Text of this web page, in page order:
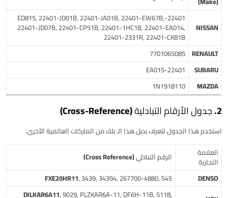
NISSAN
22401-ED815, 22401-JD01B, 22401-JA01B, 22401-EW67B,
22401-JD07B, 22401-CP51B, 22401-1HC1B, 22401-EA014,
22401-2331R, 22401-CK81B
RENAULT
7701065085
SUBARU
22401-EA015
MAZDA
1N1918110
2. جدول الأرقام التبادلية (Cross-Reference)
استخدم هذا الجدول لتعرف بديل هذا الـبلكمن الماركات العالمية الأخرى:
العلامة
التجارية
الرقم التبادلي (Cross Reference)
DENSO
FXE20HR11, 3439, 34394, 267700-4880, S45
DILKAR6A11, 9029, PLZKAR6A-11, DF6H-11B, 5118,